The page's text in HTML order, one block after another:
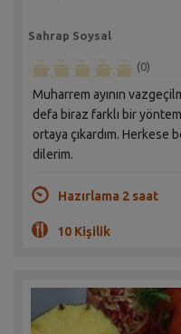
Sahrap Soysal
(0)
Muharrem ayının
defa biraz farklı bir
ortaya çıkardım.
dilerim.
Hazırlama 2 saat
10 Kişilik